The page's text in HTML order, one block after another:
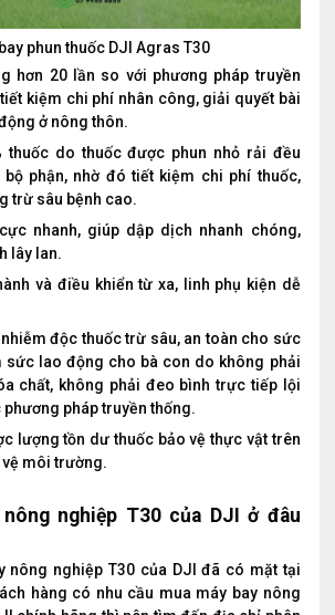
phun thuốc DJI Agras T30
hơn 20 lần so với phương pháp truyền
kiệm chi phí nhân công, giải quyết bài
ở nông thôn.
thuốc do thuốc được phun nhỏ rải đều
phận, nhờ đó tiết kiệm chi phí thuốc,
trừ sâu bệnh cao.
nhanh, giúp dập dịch nhanh chóng,
lây lan.
và điều khiển từ xa, linh phụ kiện dễ
độc thuốc trừ sâu, an toàn cho sức
sức lao động cho bà con do không phải
chất, không phải đeo bình trực tiếp lội
pháp truyền thống.
lượng tồn dư thuốc bảo vệ thực vật trên
môi trường.
nông nghiệp T30 của DJI ở đâu
nông nghiệp T30 của DJI đã có mặt tại
hàng có nhu cầu mua máy bay nông